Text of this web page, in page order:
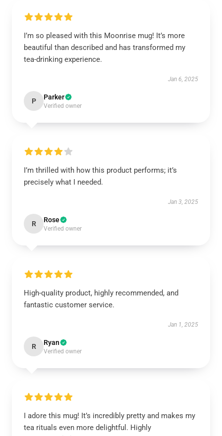
I’m so pleased with this Moonrise mug! It’s more
beautiful than described and has transformed my
tea-drinking experience.
Jan 6, 2025
P Parker
Verified owner
I’m thrilled with how this product performs; it’s
precisely what I needed.
Jan 3, 2025
R Rose
Verified owner
High-quality product, highly recommended, and
fantastic customer service.
Jan 1, 2025
R Ryan
Verified owner
I adore this mug! It’s incredibly pretty and makes my
tea rituals even more delightful. Highly